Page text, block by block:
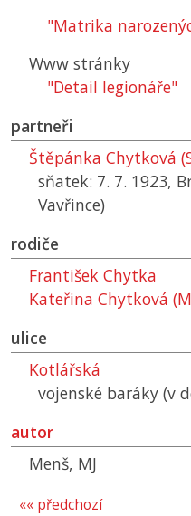
"Matrika
Www stránky
"Detail legionáře"
partneři
Štěpánka Chytková
sňatek: 7. 7. 1923,
Vavřince)
rodiče
František Chytka
Kateřina Chytková
ulice
Kotlářská
vojenské baráky (v
autor
Menš, MJ
«« předchozí